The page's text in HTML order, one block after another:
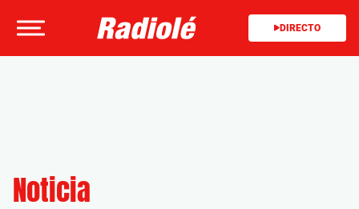
DIRECTO
Noticia